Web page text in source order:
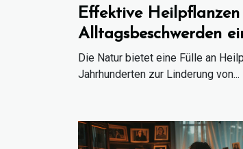
Effektive Heilpflanzen
Alltagsbeschwerden
natürliche
Die Natur bietet eine Fülle an
Jahrhunderten zur Linderung von...